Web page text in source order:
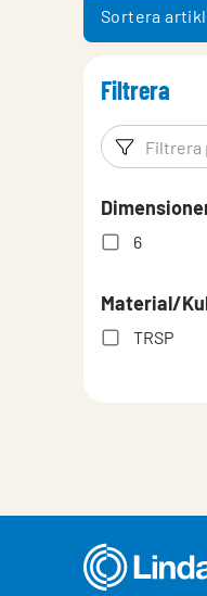
Sortera
Filtrera
6
Material/
TRSP